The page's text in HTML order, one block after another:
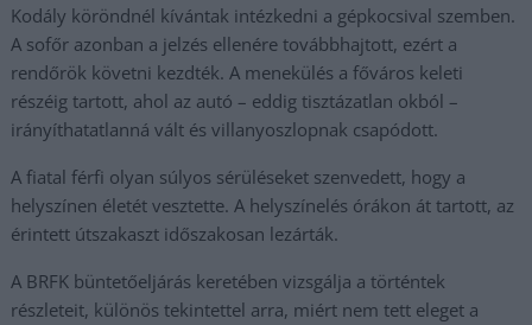
Kodály köröndnél kívántak intézkedni a gépkocsival szemben.
A sofőr azonban a jelzés ellenére továbbhajtott, ezért a
rendőrök követni kezdték. A menekülés a főváros keleti
részéig tartott, ahol az autó – eddig tisztázatlan okból –
irányíthatatlanná vált és villanyoszlopnak csapódott.
A fiatal férfi olyan súlyos sérüléseket szenvedett, hogy a
helyszínen életét vesztette. A helyszínelés órákon át tartott, az
érintett útszakaszt időszakosan lezárták.
A BRFK büntetőeljárás keretében vizsgálja a történtek
részleteit, különös tekintettel arra, miért nem tett eleget a